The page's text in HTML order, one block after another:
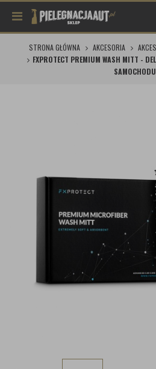
STRONA GŁÓWNA AKCESORIA
FXPROTECT PREMIUM WASH MITT -
SAMOCHODU